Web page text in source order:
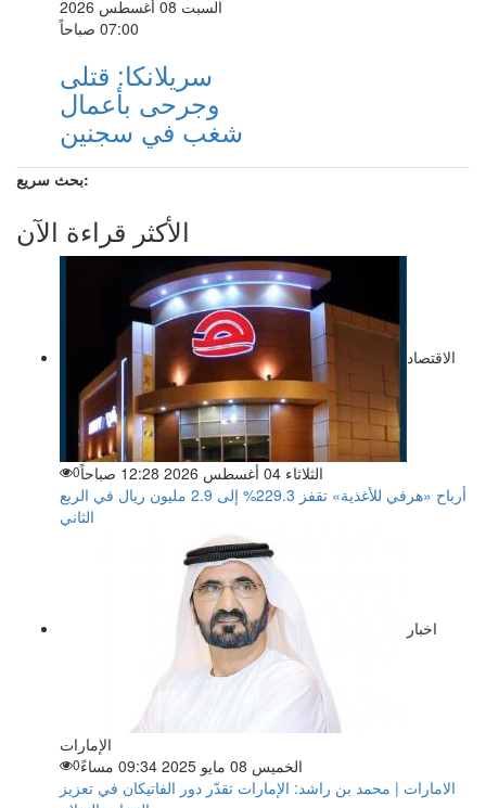
السبت 08 أغسطس 2026
07:00 صباحاً
سريلانكا: قتلى
وجرحى بأعمال
شغب في سجنين
بحث سريع:
الأكثر قراءة الآن
الاقتصاد
الثلاثاء 04 أغسطس 2026 12:28 صباحاً 0
أرباح «هرفي للأغذية» تقفز 229.3% إلى 2.9 مليون ريال في الربع
الثاني
اخبار
الإمارات
الخميس 08 مايو 2025 09:34 مساءً
0
الامارات | محمد بن راشد: الإمارات تقدّر دور الفاتيكان في تعزيز